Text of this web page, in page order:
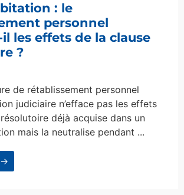
: le
personnel
les effets de la clause
?
de rétablissement personnel
judiciaire n’efface pas les effets
résolutoire déjà acquise dans un
mais la neutralise pendant ...
→